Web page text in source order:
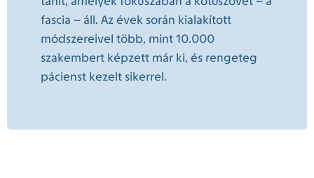
fascia – áll. Az évek során kialakított
módszereivel több, mint 10.000
szakembert képzett már ki, és rengeteg
pácienst kezelt sikerrel.